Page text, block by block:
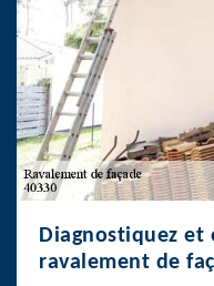
Diagnostiquez et
ravalement de